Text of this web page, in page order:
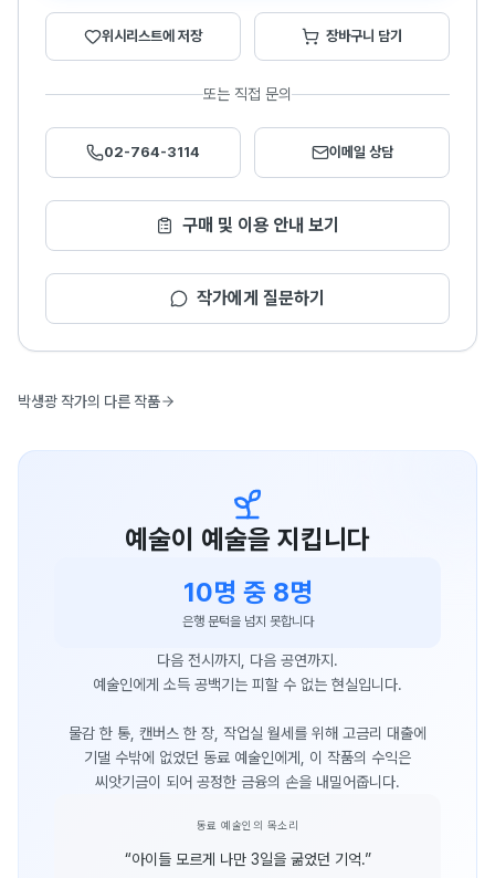
위시리스트에 저장 장바구니 담기
또는 직접 문의
02-764-3114 이메일 상담
구매 및 이용 안내 보기
작가에게 질문하기
박생광 작가의 다른 작품
예술이 예술을 지킵니다
10명 중 8명
은행 문턱을 넘지 못합니다
다음 전시까지, 다음 공연까지.
예술인에게 소득 공백기는 피할 수 없는 현실입니다.
물감 한 통, 캔버스 한 장, 작업실 월세를 위해 고금리 대출에
기댈 수밖에 없었던 동료 예술인에게, 이 작품의 수익은
씨앗기금이 되어 공정한 금융의 손을 내밀어줍니다.
동료 예술인의 목소리
“아이들 모르게 나만 3일을 굶었던 기억.”